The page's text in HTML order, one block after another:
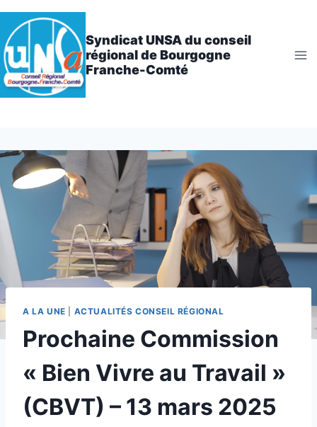
Aller
au
contenu
Syndicat UNSA du conseil
régional de Bourgogne
Franche-Comté
A LA UNE ACTUALITÉS CONSEIL RÉGIONAL
Prochaine Commission
« Bien Vivre au Travail »
(CBVT) – 13 mars 2025